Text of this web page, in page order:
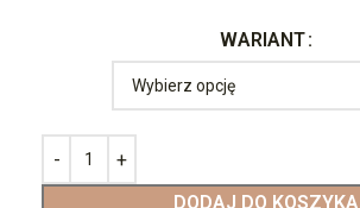
WARIANT
DODAJ DO KOSZYKA